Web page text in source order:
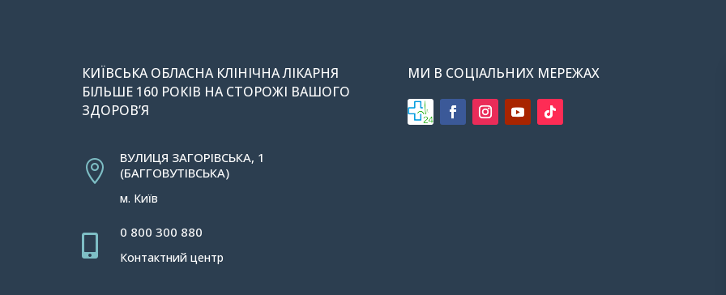
КИЇВСЬКА ОБЛАСНА КЛІНІЧНА ЛІКАРНЯ
БІЛЬШЕ 160 РОКІВ НА СТОРОЖІ ВАШОГО
ЗДОРОВ’Я

ВУЛИЦЯ ЗАГОРІВСЬКА, 1
(БАГГОВУТІВСЬКА)
м. Київ

0 800 300 880
Контактний центр
МИ В СОЦІАЛЬНИХ МЕРЕЖАХ